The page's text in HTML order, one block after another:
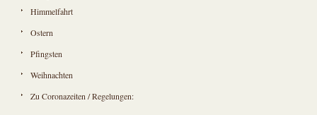
Himmelfahrt
Ostern
Pfingsten
Weihnachten
Zu Coronazeiten / Regelungen: